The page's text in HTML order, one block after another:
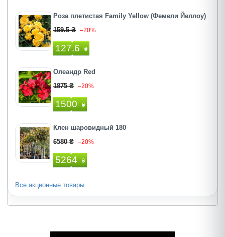
Роза плетистая Family Yellow (Фемели Йеллоу)
159.5 ₴ –20%
127.6 ₴
Олеандр Red
1875 ₴ –20%
1500 ₴
Клен шаровидный 180
6580 ₴ –20%
5264 ₴
Все акционные товары